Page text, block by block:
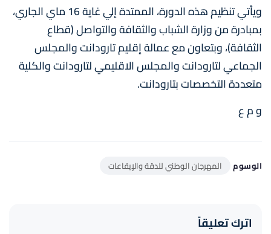
ويأتي تنظيم هذه الدورة، الممتدة إلي غاية 16 ماي الجاري،
بمبادرة من وزارة الشباب والثقافة والتواصل (قطاع
الثقافة)، وبتعاون مع عمالة إقليم تارودانت والمجلس
الجماعي لتارودانت والمجلس الاقليمي لتارودانت والكلية
متعددة التخصصات بتارودانت.
و م ع
الوسوم المهرجان الوطني للدقة والإيقاعات
اترك تعليقاً